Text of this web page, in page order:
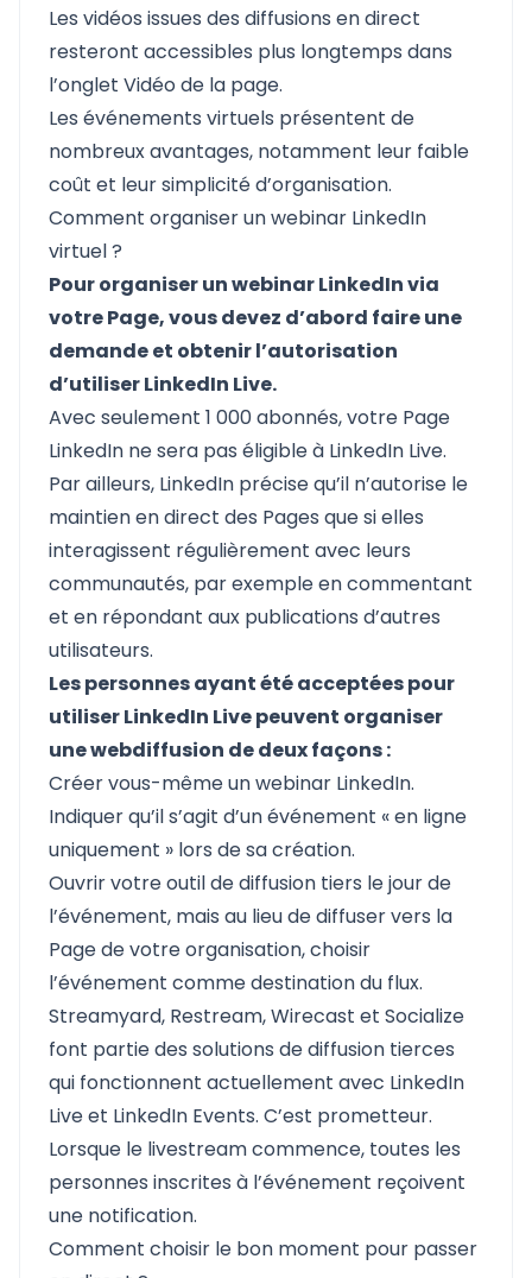
Les vidéos issues des diffusions en direct
resteront accessibles plus longtemps dans
l’onglet Vidéo de la page.
Les événements virtuels présentent de
nombreux avantages, notamment leur faible
coût et leur simplicité d’organisation.
Comment organiser un webinar LinkedIn
virtuel ?
Pour organiser un webinar LinkedIn via
votre Page, vous devez d’abord faire une
demande et obtenir l’autorisation
d’utiliser LinkedIn Live.
Avec seulement 1 000 abonnés, votre Page
LinkedIn ne sera pas éligible à LinkedIn Live.
Par ailleurs, LinkedIn précise qu’il n’autorise le
maintien en direct des Pages que si elles
interagissent régulièrement avec leurs
communautés, par exemple en commentant
et en répondant aux publications d’autres
utilisateurs.
Les personnes ayant été acceptées pour
utiliser LinkedIn Live peuvent organiser
une webdiffusion de deux façons :
Créer vous-même un webinar LinkedIn.
Indiquer qu’il s’agit d’un événement « en ligne
uniquement » lors de sa création.
Ouvrir votre outil de diffusion tiers le jour de
l’événement, mais au lieu de diffuser vers la
Page de votre organisation, choisir
l’événement comme destination du flux.
Streamyard, Restream, Wirecast et Socialize
font partie des solutions de diffusion tierces
qui fonctionnent actuellement avec LinkedIn
Live et LinkedIn Events. C’est prometteur.
Lorsque le livestream commence, toutes les
personnes inscrites à l’événement reçoivent
une notification.
Comment choisir le bon moment pour passer